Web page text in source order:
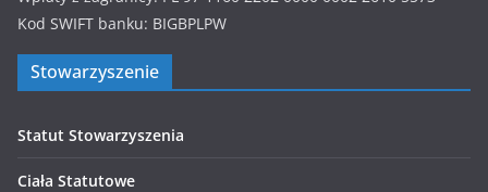
Kod SWIFT banku: BIGBPLPW
Stowarzyszenie
Statut Stowarzyszenia
Ciała Statutowe